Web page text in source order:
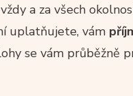
a za všech
uplatňujete, vám
se vám průběžně